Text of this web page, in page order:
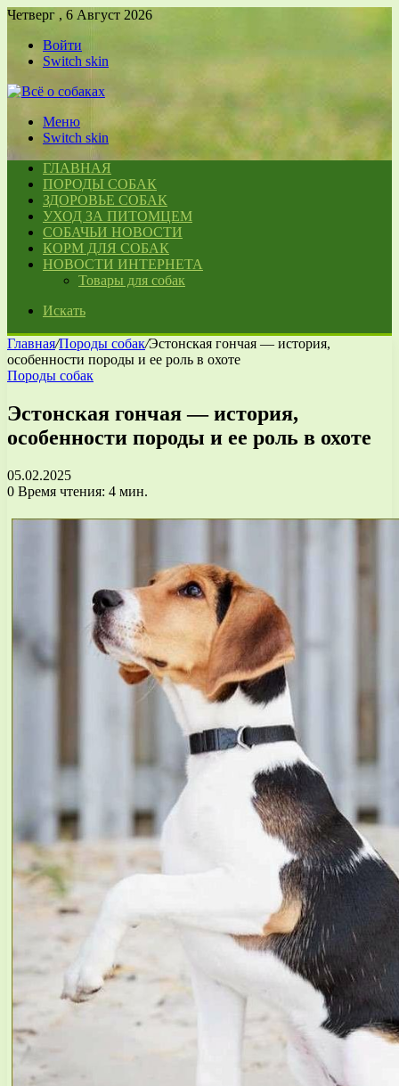
Четверг , 6 Август 2026
Войти
Switch skin
Меню
Switch skin
ГЛАВНАЯ
ПОРОДЫ СОБАК
ЗДОРОВЬЕ СОБАК
УХОД ЗА ПИТОМЦЕМ
СОБАЧЬИ НОВОСТИ
КОРМ ДЛЯ СОБАК
НОВОСТИ ИНТЕРНЕТА
Товары для собак
Искать
Главная/Породы собак/Эстонская гончая — история,
особенности породы и ее роль в охоте
Породы собак
Эстонская гончая — история,
особенности породы и ее роль в охоте
05.02.2025
0 Время чтения: 4 мин.